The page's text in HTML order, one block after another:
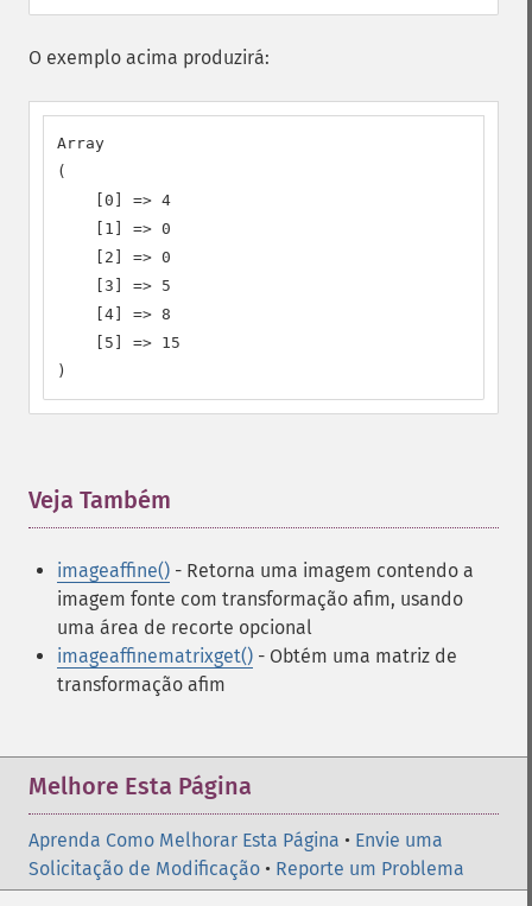
O exemplo acima produzirá:
Array
(
    [0] => 4
    [1] => 0
    [2] => 0
    [3] => 5
    [4] => 8
    [5] => 15
)
Veja Também
imageaffine() - Retorna uma imagem contendo a
imagem fonte com transformação afim, usando
uma área de recorte opcional
imageaffinematrixget() - Obtém uma matriz de
transformação afim
Melhore Esta Página
Aprenda Como Melhorar Esta Página • Envie uma
Solicitação de Modificação • Reporte um Problema